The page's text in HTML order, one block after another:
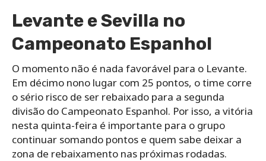
Levante e Sevilla no
Campeonato Espanhol
O momento não é nada favorável para o Levante.
Em décimo nono lugar com 25 pontos, o time corre
o sério risco de ser rebaixado para a segunda
divisão do Campeonato Espanhol. Por isso, a vitória
nesta quinta-feira é importante para o grupo
continuar somando pontos e quem sabe deixar a
zona de rebaixamento nas próximas rodadas.